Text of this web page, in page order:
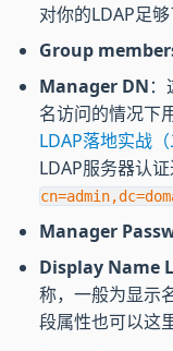
对你的LDAP足
Group
Manager DN
名访问的情况下
LDAP落地实战
LDAP服务器认
Manager
Display Name
称，一般为显示
段属性也可以这